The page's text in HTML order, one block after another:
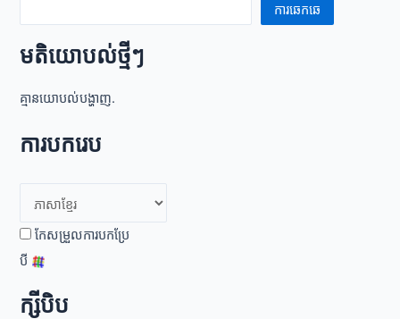
ការឆេកឆេ
មតិយោបល់ថ្មីៗ
គ្មានយោបល់បង្ហាញ.
ការបករេប
កែសម្រួលការបកប្រែ
បី
ក្សីបិប